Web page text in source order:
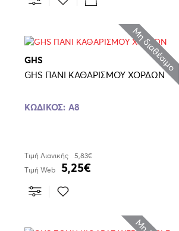
Μη διαθέσιμο
GHS
GHS ΠΑΝΙ ΚΑΘΑΡΙΣΜΟΥ ΧΟΡΔΩΝ
ΚΩΔΙΚΌΣ: A8
Τιμή Λιανικής
5,83€
Τιμή Web
5,25€